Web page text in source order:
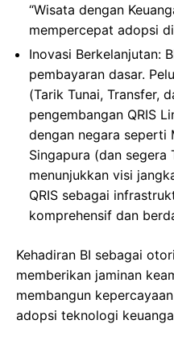
“Wisata dengan
mempercepat adopsi
Inovasi Berkelanjutan:
pembayaran dasar.
(Tarik Tunai, Transfer,
pengembangan QRIS
dengan negara seperti
Singapura (dan
menunjukkan visi
QRIS sebagai
komprehensif dan
Kehadiran BI sebagai
memberikan jaminan
membangun
adopsi teknologi